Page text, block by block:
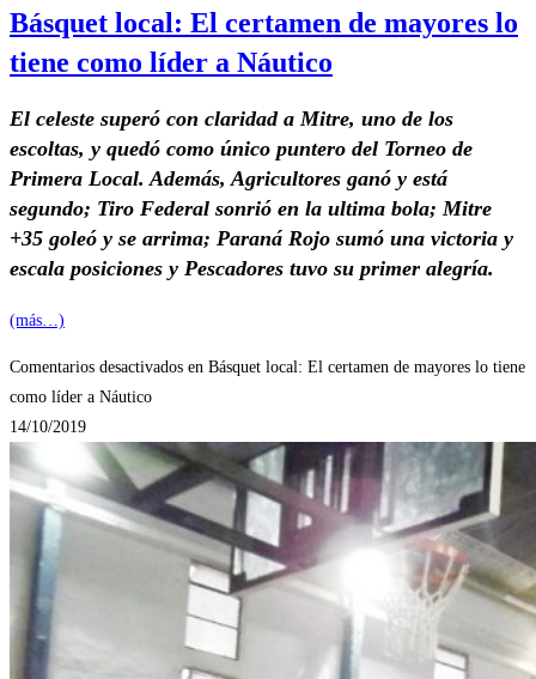
Básquet local: El certamen de mayores lo
tiene como líder a Náutico
El celeste superó con claridad a Mitre, uno de los
escoltas, y quedó como único puntero del Torneo de
Primera Local. Además, Agricultores ganó y está
segundo; Tiro Federal sonrió en la ultima bola; Mitre
+35 goleó y se arrima; Paraná Rojo sumó una victoria y
escala posiciones y Pescadores tuvo su primer alegría.
(más…)
Comentarios desactivados en Básquet local: El certamen de mayores lo tiene
como líder a Náutico
14/10/2019